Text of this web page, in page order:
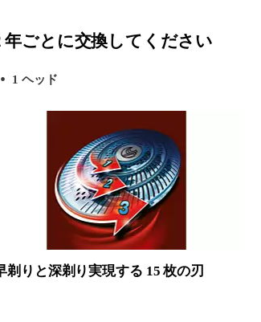
ごとに交換してください
1 ヘッド
剃りと深剃り実現する 15 枚の刃